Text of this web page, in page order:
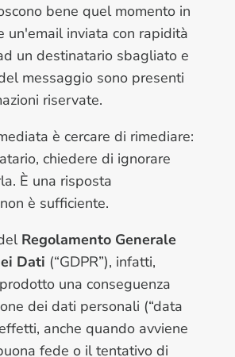
bene quel momento in
un'email inviata con rapidità
un destinatario sbagliato e
messaggio sono presenti
riservate.
è cercare di rimediare:
chiedere di ignorare
È una risposta
è sufficiente.
Regolamento Generale
Dati (“GDPR”), infatti,
una conseguenza
dei dati personali (“data
anche quando avviene
fede o il tentativo di